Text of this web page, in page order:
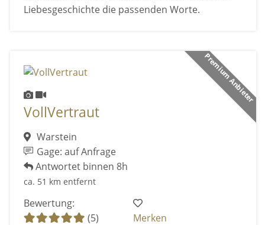
Liebesgeschichte die passenden Worte.
Premium Anbieter
VollVertraut
Warstein
Gage: auf Anfrage
Antwortet binnen 8h
ca. 51 km entfernt
Bewertung:
(5)
Merken